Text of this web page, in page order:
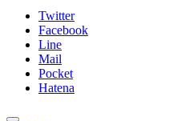
Twitter
Facebook
Line
Mail
Pocket
Hatena